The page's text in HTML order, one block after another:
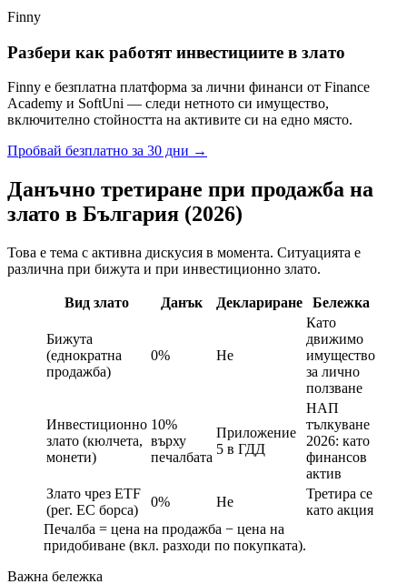
Finny
Разбери как работят инвестициите в злато
Finny е безплатна платформа за лични финанси от Finance
Academy и SoftUni — следи нетното си имущество,
включително стойността на активите си на едно място.
Пробвай безплатно за 30 дни →
Данъчно третиране при продажба на
злато в България (2026)
Това е тема с активна дискусия в момента. Ситуацията е
различна при бижута и при инвестиционно злато.
Вид злато Данък Деклариране Бележка
Бижута
(еднократна
продажба)
0% Не
Като
движимо
имущество
за лично
ползване
Инвестиционно
злато (кюлчета,
монети)
10%
върху
печалбата
Приложение
5 в ГДД
НАП
тълкуване
2026: като
финансов
актив
Злато чрез ETF
(рег. ЕС борса)
0% Не
Третира се
като акция
Печалба = цена на продажба − цена на
придобиване (вкл. разходи по покупката).
Важна бележка